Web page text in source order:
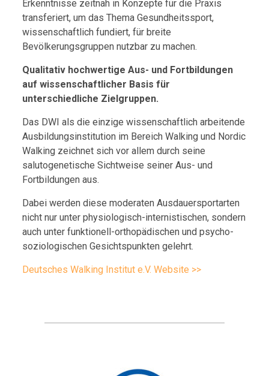
Erkenntnisse zeitnah in Konzepte für die Praxis
transferiert, um das Thema Gesundheitssport,
wissenschaftlich fundiert, für breite
Bevölkerungsgruppen nutzbar zu machen.
Qualitativ hochwertige Aus- und Fortbildungen
auf wissenschaftlicher Basis für
unterschiedliche Zielgruppen.
Das DWI als die einzige wissenschaftlich arbeitende
Ausbildungsinstitution im Bereich Walking und Nordic
Walking zeichnet sich vor allem durch seine
salutogenetische Sichtweise seiner Aus- und
Fortbildungen aus.
Dabei werden diese moderaten Ausdauersportarten
nicht nur unter physiologisch-internistischen, sondern
auch unter funktionell-orthopädischen und psycho-
soziologischen Gesichtspunkten gelehrt.
Deutsches Walking Institut e.V. Website >>